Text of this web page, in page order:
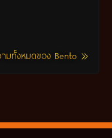
มทั้งหมดของ Bento